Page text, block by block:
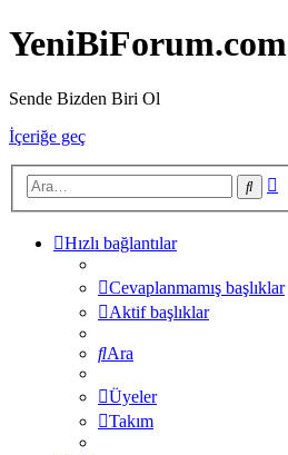
YeniBiForum.com
Sende Bizden Biri Ol
İçeriğe geç
Ara
Hızlı bağlantılar
Cevaplanmamış başlıklar
Aktif başlıklar
Ara
Üyeler
Takım